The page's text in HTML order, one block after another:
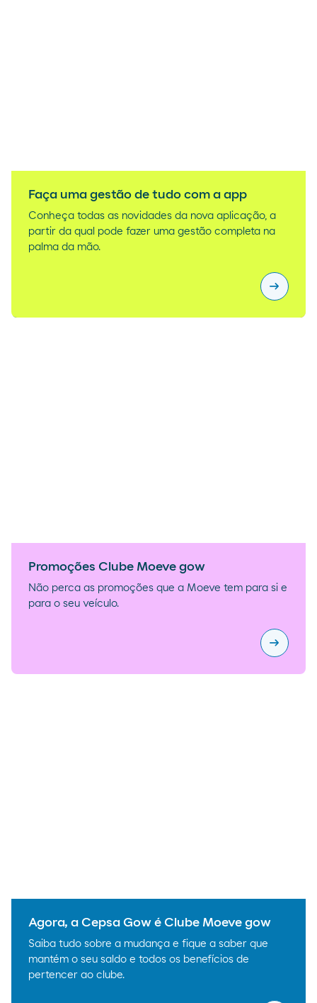
Faça uma gestão de tudo com a app
Conheça todas as novidades da nova aplicação, a
partir da qual pode fazer uma gestão completa na
palma da mão.
arrow_right_altFaça
Promoções Clube Moeve gow
Não perca as promoções que a Moeve tem para si e
para o seu veículo.
arrow_right_alt
Agora, a Cepsa Gow é Clube Moeve gow
Saiba tudo sobre a mudança e fique a saber que
mantém o seu saldo e todos os benefícios de
pertencer ao clube.